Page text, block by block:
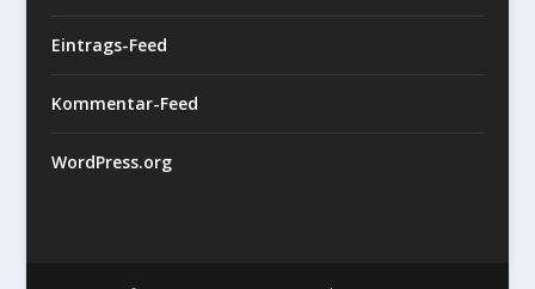
Eintrags-Feed
Kommentar-Feed
WordPress.org